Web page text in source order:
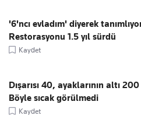
'6'ncı evladım' diyerek
Restorasyonu 1.5 yıl sürdü
Kaydet
Dışarısı 40, ayaklarının altı
Böyle sıcak görülmedi
Kaydet